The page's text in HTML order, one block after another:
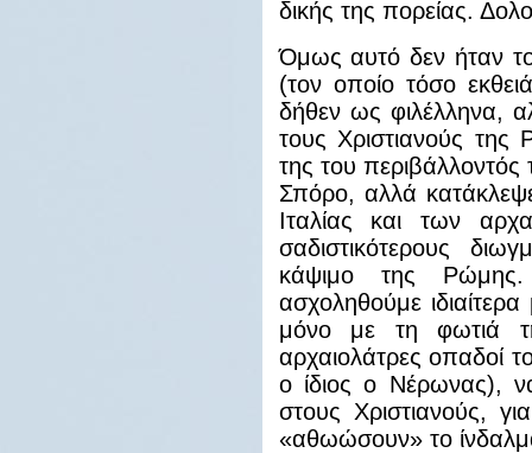
δικής της πορείας.
Όμως αυτό δεν ήταν
(τον οποίο τόσο
δήθεν ως φιλέλληνα,
τους Χριστιανούς
της του περιβάλλοντός
Σπόρο, αλλά
Ιταλίας και των
σαδιστικότερους
κάψιμο της
ασχοληθούμε
μόνο με τη φωτιά
αρχαιολάτρες οπαδοί
ο ίδιος ο Νέρωνας),
στους Χριστιανούς,
«αθωώσουν» το